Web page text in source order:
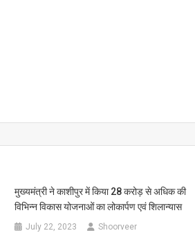
मुख्यमंत्री ने काशीपुर में किया 28 करोड़ से अधिक की
विभिन्न विकास योजनाओं का लोकार्पण एवं शिलान्यास
July 22, 2023 Shoorveer